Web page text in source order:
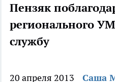
Пензяк
регионального
службу
20 апреля 2013 Саша